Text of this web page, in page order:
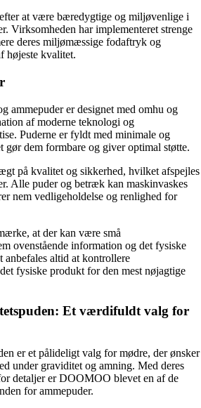
at være bæredygtige og miljøvenlige i
Virksomheden har implementeret strenge
deres miljømæssige fodaftryk og
højeste kvalitet.
ammepuder er designet med omhu og
af moderne teknologi og
Puderne er fyldt med minimale og
gør dem formbare og giver optimal støtte.
på kvalitet og sikkerhed, hvilket afspejles
Alle puder og betræk kan maskinvaskes
nem vedligeholdelse og renlighed for
at der kan være små
ovenstående information og det fysiske
anbefales altid at kontrollere
fysiske produkt for den mest nøjagtige
Et værdifuldt valg for
er et pålideligt valg for mødre, der ønsker
under graviditet og amning. Med deres
detaljer er DOOMOO blevet en af ​​de
for ammepuder.